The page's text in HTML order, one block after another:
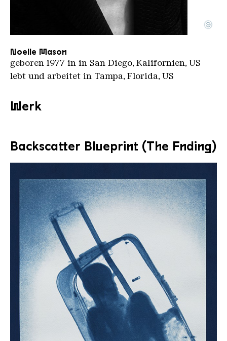
noelle portrait headshot 1920x1080
Copyright: Noelle Mason
©
Noelle Mason
geboren 1977 in in San Diego, Kalifornien, US
lebt und arbeitet in Tampa, Florida, US
Werk
Backscatter Blueprint (The Fnding)